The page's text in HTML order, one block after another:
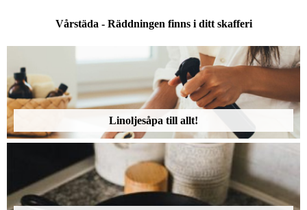
Vårstäda - Räddningen finns i ditt skafferi
Linoljesåpa till allt!